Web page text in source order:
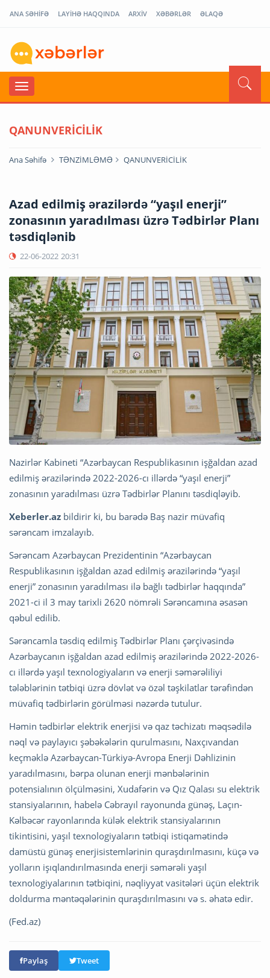
ANA SƏHİFƏ LAYİHƏ HAQQINDA ARXİV XƏBƏRLƏR ƏLAQƏ
QANUNVERİCİLİK
Ana Səhifə TƏNZİMLƏMƏ QANUNVERİCİLİK
Azad edilmiş ərazilərdə “yaşıl enerji”
zonasının yaradılması üzrə Tədbirlər Planı
təsdiqlənib
22-06-2022 20:31
Nazirlər Kabineti “Azərbaycan Respublikasının işğaldan azad
edilmiş ərazilərində 2022-2026-cı illərdə “yaşıl enerji”
zonasının yaradılması üzrə Tədbirlər Planını təsdiqləyib.
Xeberler.az bildirir ki, bu barədə Baş nazir müvafiq
sərəncam imzalayıb.
Sərəncam Azərbaycan Prezidentinin “Azərbaycan
Respublikasının işğaldan azad edilmiş ərazilərində “yaşıl
enerji” zonasının yaradılması ilə bağlı tədbirlər haqqında”
2021-ci il 3 may tarixli 2620 nömrəli Sərəncamına əsasən
qəbul edilib.
Sərəncamla təsdiq edilmiş Tədbirlər Planı çərçivəsində
Azərbaycanın işğaldan azad edilmiş ərazilərində 2022-2026-
cı illərdə yaşıl texnologiyaların və enerji səmərəliliyi
tələblərinin tətbiqi üzrə dövlət və özəl təşkilatlar tərəfindən
müvafiq tədbirlərin görülməsi nəzərdə tutulur.
Həmin tədbirlər elektrik enerjisi və qaz təchizatı məqsədilə
nəql və paylayıcı şəbəkələrin qurulmasını, Naxçıvandan
keçməklə Azərbaycan-Türkiyə-Avropa Enerji Dəhlizinin
yaradılmasını, bərpa olunan enerji mənbələrinin
potensialının ölçülməsini, Xudafərin və Qız Qalası su elektrik
stansiyalarının, habelə Cəbrayıl rayonunda günəş, Laçın-
Kəlbəcər rayonlarında külək elektrik stansiyalarının
tikintisini, yaşıl texnologiyaların tətbiqi istiqamətində
damüstü günəş enerjisistemlərinin quraşdırılmasını, küçə və
yolların işıqlandırılmasında enerji səmərəli yaşıl
texnologiyalarının tətbiqini, nəqliyyat vasitələri üçün elektrik
doldurma məntəqələrinin quraşdırılmasını və s. əhatə edir.
(Fed.az)
Paylaş Tweet